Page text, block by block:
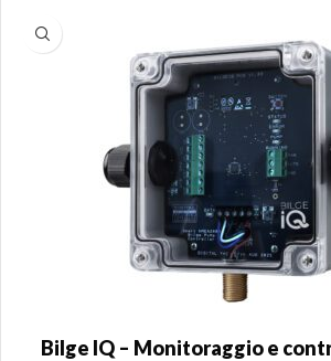
Bilge IQ – Monitoraggio e